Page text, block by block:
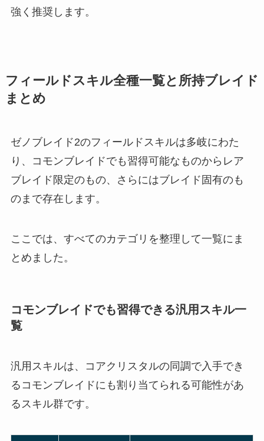
強く推奨します。
フィールドスキル全種一覧と所持ブレイド
まとめ
ゼノブレイド2のフィールドスキルは多岐にわた
り、コモンブレイドでも習得可能なものからレア
ブレイド限定のもの、さらにはブレイド固有のも
のまで存在します。
ここでは、すべてのカテゴリを整理して一覧にま
とめました。
コモンブレイドでも習得できる汎用スキル一
覧
汎用スキルは、コアクリスタルの同調で入手でき
るコモンブレイドにも割り当てられる可能性があ
るスキル群です。